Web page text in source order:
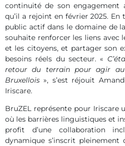
continuité de son engagement
qu’il a rejoint en février 2025. En
public actif dans le domaine de
souhaite renforcer les liens avec
et les citoyens, et partager son
besoins réels du secteur. «
retour du terrain pour agir au
Bruxellois », s’est réjouit
Iriscare.
BruZEL représente pour Iriscare
où les barrières linguistiques et
profit d’une collaboration
dynamique s’inscrit pleinement